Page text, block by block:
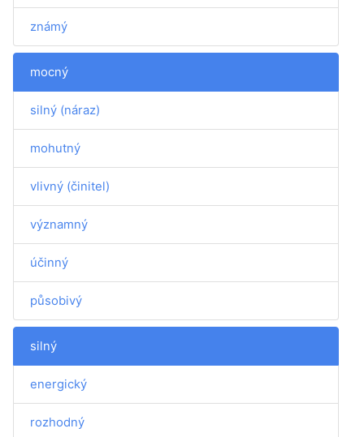
známý
mocný
silný (náraz)
mohutný
vlivný (činitel)
významný
účinný
působivý
silný
energický
rozhodný